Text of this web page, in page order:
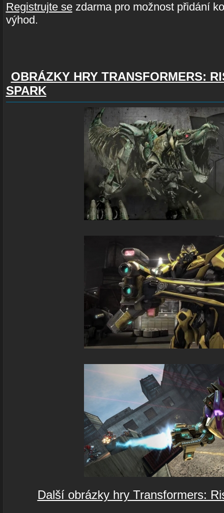
Registrujte sezdarma pro možnost přidání
výhod.
OBRÁZKY HRY TRANSFORMERS:
SPARK
Další obrázky hry Transformers: